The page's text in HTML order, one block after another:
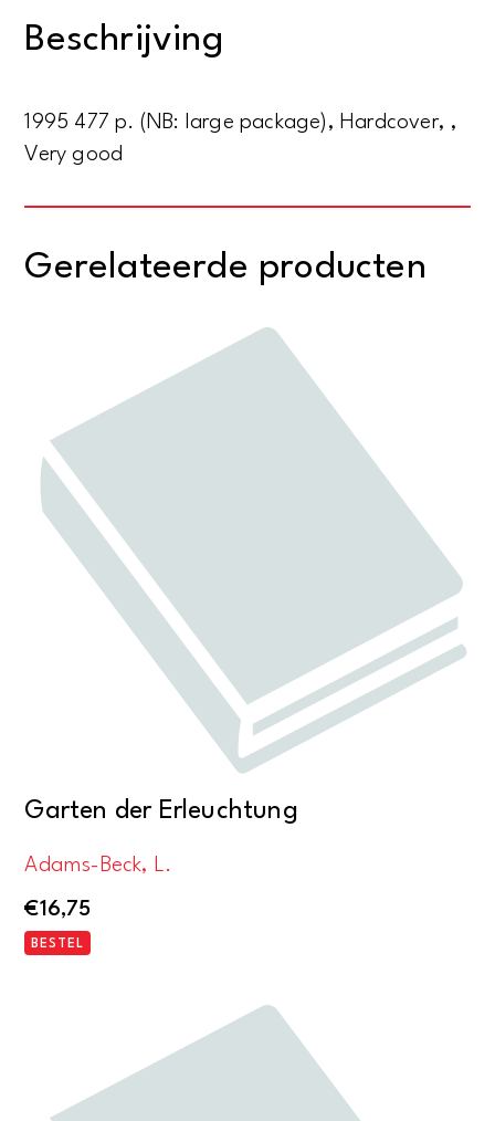
Beschrijving
1995 477 p. (NB: large package), Hardcover, ,
Very good
Gerelateerde producten
Garten der Erleuchtung
Adams-Beck, L.
€16,75
BESTEL